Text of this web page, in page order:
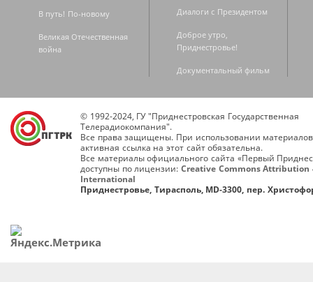
В путь! По-новому
Великая Отечественная
война
Диалоги с Президентом
Доброе утро,
Приднестровье!
Документальный фильм
© 1992-2024, ГУ "Приднестровская Государственная
Телерадиокомпания".
Все права защищены. При использовании
активная ссылка на этот сайт обязательна.
Все материалы официального сайта «Первый
доступны по лицензии: Creative Commons Attribution
International
Приднестровье, Тирасполь, MD-3300, пер.